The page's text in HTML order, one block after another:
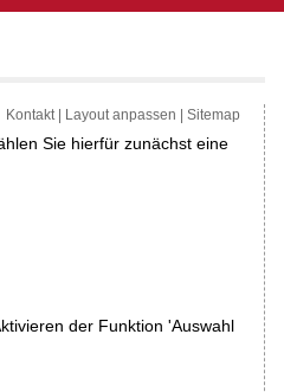
Kontakt Layout anpassen Sitemap
Sie hierfür zunächst eine
der Funktion 'Auswahl